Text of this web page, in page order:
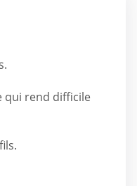
qui rend difficile